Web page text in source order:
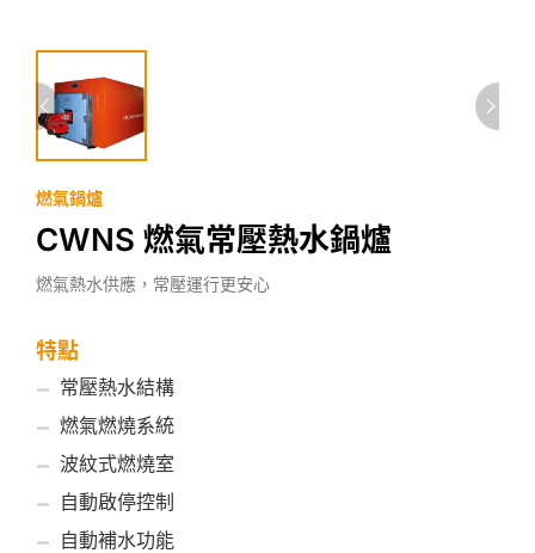
燃氣鍋爐
CWNS 燃氣常壓熱水鍋爐
燃氣熱水供應，常壓運行更安心
特點
常壓熱水結構
燃氣燃燒系統
波紋式燃燒室
自動啟停控制
自動補水功能